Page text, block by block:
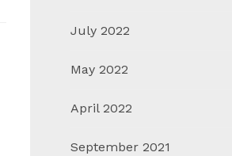
July 2022
May 2022
April 2022
September 2021